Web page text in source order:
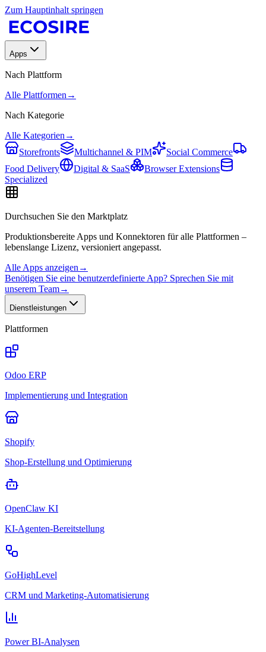
Zum Hauptinhalt springen
Apps
Nach Plattform
Alle Plattformen →
Nach Kategorie
Alle Kategorien →
Storefronts
Multichannel & PIM
Social Commerce
Food Delivery
Digital & SaaS
Browser Extensions
Specialized
Durchsuchen Sie den Marktplatz
Produktionsbereite Apps und Konnektoren für alle Plattformen –
lebenslange Lizenz, versioniert angepasst.
Alle Apps anzeigen →
Benötigen Sie eine benutzerdefinierte App? Sprechen Sie mit
unserem Team→
Dienstleistungen
Plattformen
Odoo ERP
Implementierung und Integration
Shopify
Shop-Erstellung und Optimierung
OpenClaw KI
KI-Agenten-Bereitstellung
GoHighLevel
CRM und Marketing-Automatisierung
Power BI-Analysen